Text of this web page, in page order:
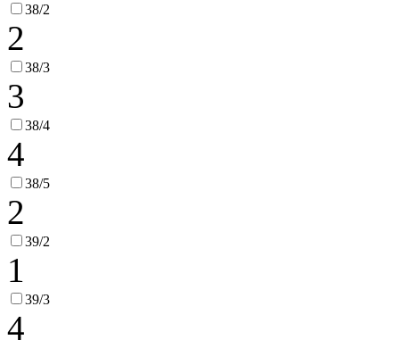
38/2
2
38/3
3
38/4
4
38/5
2
39/2
1
39/3
4